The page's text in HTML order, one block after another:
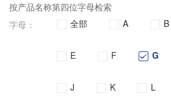
按产品名称第四位字母检索
字母：
全部 A B
E F G
J K L